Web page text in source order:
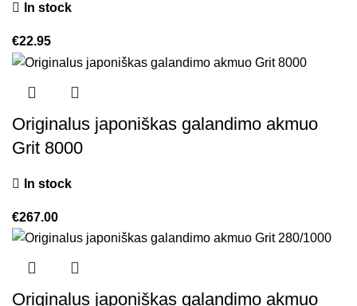
In stock
€22.95
Originalus japoniškas galandimo akmuo
Grit 8000
In stock
€267.00
Originalus japoniškas galandimo akmuo